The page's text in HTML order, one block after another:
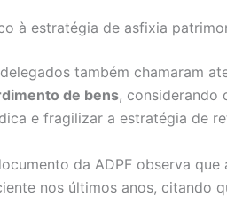
à estratégia de asfixia
também chamaram
de bens, considerando
e fragilizar a estratégia de
da ADPF observa
nos últimos anos, citando